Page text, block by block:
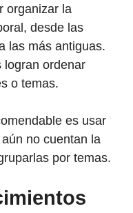
organizar la
desde las
las más antiguas.
logran ordenar
o temas.
es usar
no cuentan la
por temas.